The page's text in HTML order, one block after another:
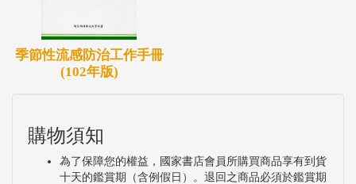
季節性流感防治工作手冊
(102年版)
購物須知
為了保障您的權益，國家書店會員所購買商品享有到貨
十天的鑑賞期（含例假日）。退回之商品必須於鑑賞期